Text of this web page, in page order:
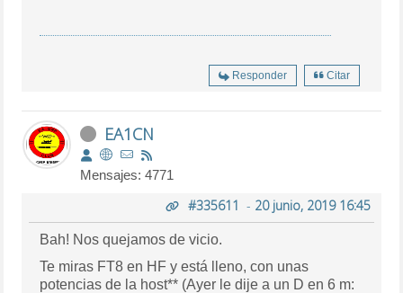
Responder Citar
EA1CN
Mensajes: 4771
#335611 - 20 junio, 2019 16:45
Bah! Nos quejamos de vicio.
Te miras FT8 en HF y está lleno, con unas
potencias de la host** (Ayer le dije a un D en 6 m: